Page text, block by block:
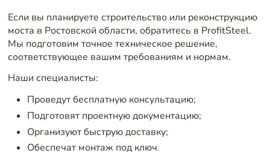
Если вы планируете строительство или реконструкцию
моста в Ростовской области, обратитесь в ProfitSteel.
Мы подготовим точное техническое решение,
соответствующее вашим требованиям и нормам.
Наши специалисты:
Проведут бесплатную консультацию;
Подготовят проектную документацию;
Организуют быструю доставку;
Обеспечат монтаж под ключ.